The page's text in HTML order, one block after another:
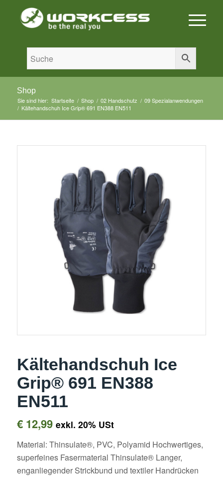
Shop
Sie sind hier: Startseite / Shop / 02 Handschutz / 09 Spezialanwendungen
/ Kältehandschuh Ice Grip® 691 EN388 EN511
Kältehandschuh Ice
Grip® 691 EN388
EN511
€12,99 exkl. 20% USt
Material: Thinsulate®, PVC, Polyamid Hochwertiges,
superfeines Fasermaterial Thinsulate® Langer,
enganliegender Strickbund und textiler Handrücken